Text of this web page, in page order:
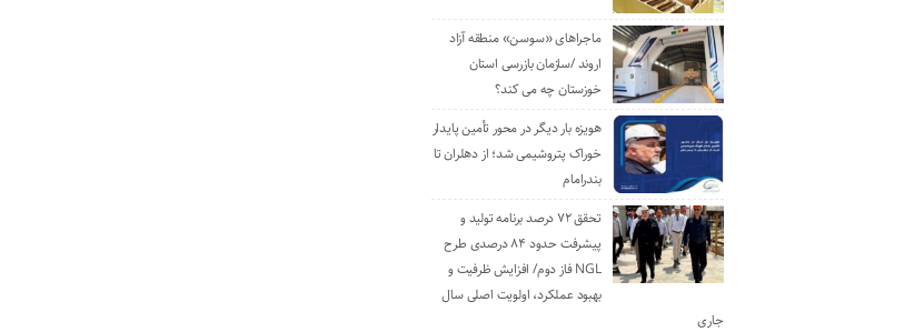
ماجراهای «سوسن» منطقه آزاد
اروند /سازمان بازرسی استان
خوزستان چه می کند؟
هویزه بار دیگر در محور تأمین پایدار
خوراک پتروشیمی شد؛ از دهلران تا
بندرامام
تحقق ۷۲ درصد برنامه تولید و
پیشرفت حدود ۸۴ درصدی طرح
NGL فاز دوم/ افزایش ظرفیت و
بهبود عملکرد، اولویت اصلی سال
جاری